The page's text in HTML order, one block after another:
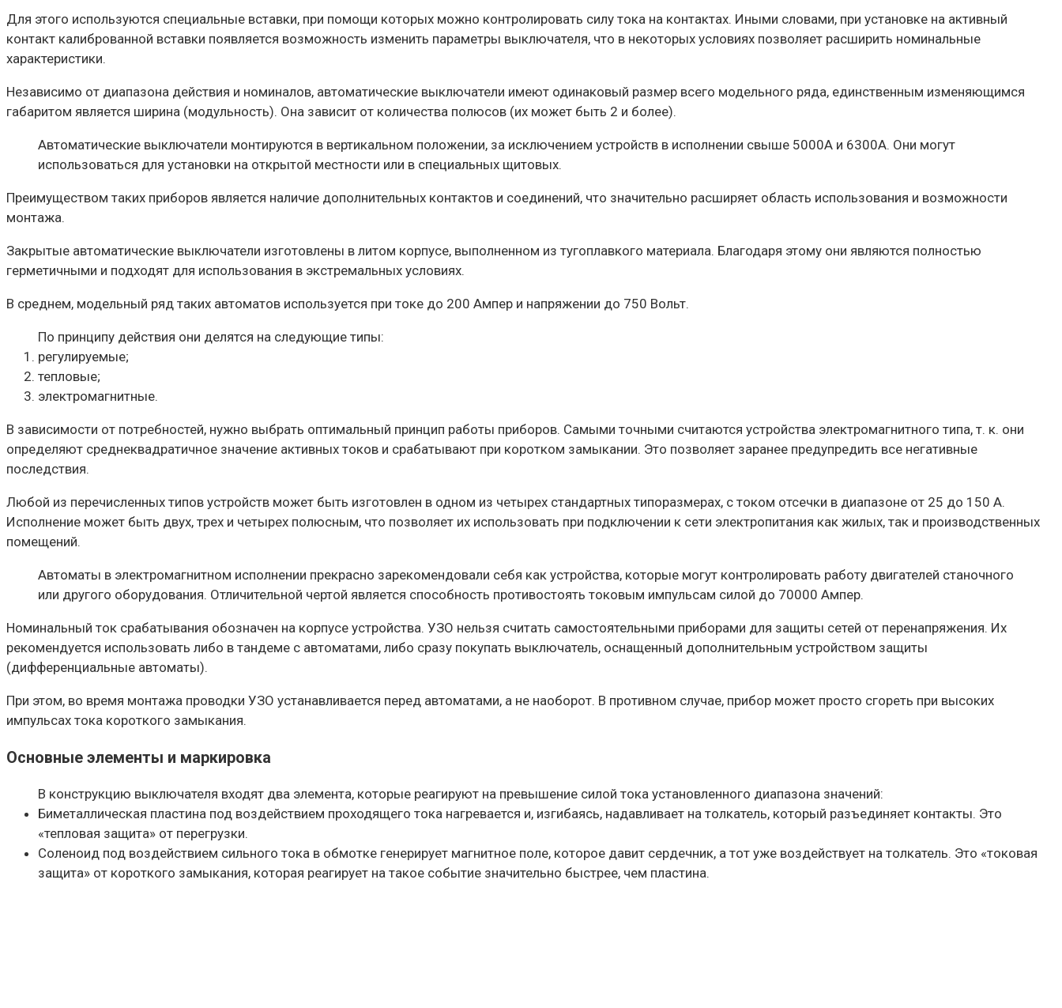
Для этого используются специальные вставки, при помощи которых можно контролировать силу тока на контактах. Иными словами, при установке на активный
контакт калиброванной вставки появляется возможность изменить параметры выключателя, что в некоторых условиях позволяет расширить номинальные
характеристики.
Независимо от диапазона действия и номиналов, автоматические выключатели имеют одинаковый размер всего модельного ряда, единственным изменяющимся
габаритом является ширина (модульность). Она зависит от количества полюсов (их может быть 2 и более).
Автоматические выключатели монтируются в вертикальном положении, за исключением устройств в исполнении свыше 5000А и 6300А. Они могут
использоваться для установки на открытой местности или в специальных щитовых.
Преимуществом таких приборов является наличие дополнительных контактов и соединений, что значительно расширяет область использования и возможности
монтажа.
Закрытые автоматические выключатели изготовлены в литом корпусе, выполненном из тугоплавкого материала. Благодаря этому они являются полностью
герметичными и подходят для использования в экстремальных условиях.
В среднем, модельный ряд таких автоматов используется при токе до 200 Ампер и напряжении до 750 Вольт.
По принципу действия они делятся на следующие типы:
регулируемые;
тепловые;
электромагнитные.
В зависимости от потребностей, нужно выбрать оптимальный принцип работы приборов. Самыми точными считаются устройства электромагнитного типа, т. к. они
определяют среднеквадратичное значение активных токов и срабатывают при коротком замыкании. Это позволяет заранее предупредить все негативные
последствия.
Любой из перечисленных типов устройств может быть изготовлен в одном из четырех стандартных типоразмерах, с током отсечки в диапазоне от 25 до 150 А.
Исполнение может быть двух, трех и четырех полюсным, что позволяет их использовать при подключении к сети электропитания как жилых, так и производственных
помещений.
Автоматы в электромагнитном исполнении прекрасно зарекомендовали себя как устройства, которые могут контролировать работу двигателей станочного
или другого оборудования. Отличительной чертой является способность противостоять токовым импульсам силой до 70000 Ампер.
Номинальный ток срабатывания обозначен на корпусе устройства. УЗО нельзя считать самостоятельными приборами для защиты сетей от перенапряжения. Их
рекомендуется использовать либо в тандеме с автоматами, либо сразу покупать выключатель, оснащенный дополнительным устройством защиты
(дифференциальные автоматы).
При этом, во время монтажа проводки УЗО устанавливается перед автоматами, а не наоборот. В противном случае, прибор может просто сгореть при высоких
импульсах тока короткого замыкания.
Основные элементы и маркировка
В конструкцию выключателя входят два элемента, которые реагируют на превышение силой тока установленного диапазона значений:
Биметаллическая пластина под воздействием проходящего тока нагревается и, изгибаясь, надавливает на толкатель, который разъединяет контакты. Это
«тепловая защита» от перегрузки.
Соленоид под воздействием сильного тока в обмотке генерирует магнитное поле, которое давит сердечник, а тот уже воздействует на толкатель. Это «токовая
защита» от короткого замыкания, которая реагирует на такое событие значительно быстрее, чем пластина.